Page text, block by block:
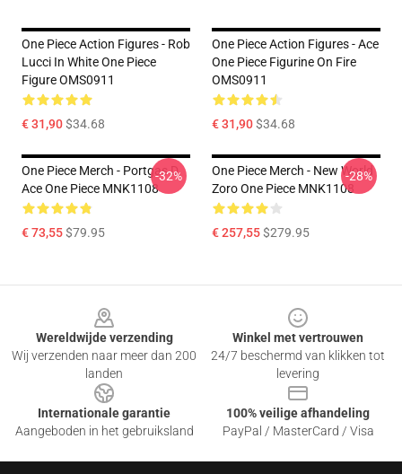
One Piece Action Figures - Rob
Lucci In White One Piece
Figure OMS0911
€ 31,90$34.68
One Piece Action Figures - Ace
One Piece Figurine On Fire
OMS0911
€ 31,90$34.68
One Piece Merch - Portgas D.
Ace One Piece MNK1108
€ 73,55$79.95
-32%
One Piece Merch - New World
Zoro One Piece MNK1108
€ 257,55$279.95
-28%
Wereldwijde verzending
Wij verzenden naar meer dan 200
landen
Winkel met vertrouwen
24/7 beschermd van klikken tot
levering
Internationale garantie
Aangeboden in het gebruiksland
100% veilige afhandeling
PayPal / MasterCard / Visa